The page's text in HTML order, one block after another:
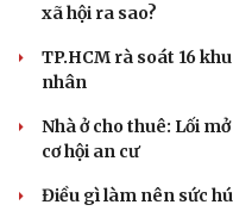
xã hội ra sao?
TP.HCM rà soát 16
nhân
Nhà ở cho thuê: Lối
cơ hội an cư
Điều gì làm nên sức